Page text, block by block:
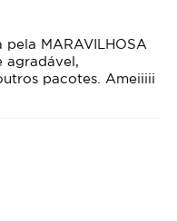
MARAVILHOSA
agradável,
pacotes. Ameiiiii